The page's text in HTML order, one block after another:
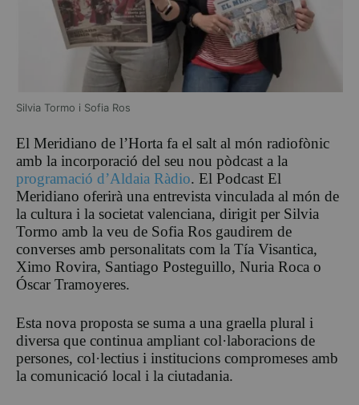
Silvia Tormo i Sofia Ros
El Meridiano de l’Horta fa el salt al món radiofònic
amb la incorporació del seu nou pòdcast a la
programació d’Aldaia Ràdio. El Podcast El
Meridiano oferirà una entrevista vinculada al món de
la cultura i la societat valenciana, dirigit per Silvia
Tormo amb la veu de Sofia Ros gaudirem de
converses amb personalitats com la Tía Visantica,
Ximo Rovira, Santiago Posteguillo, Nuria Roca o
Óscar Tramoyeres.
Esta nova proposta se suma a una graella plural i
diversa que continua ampliant col·laboracions de
persones, col·lectius i institucions compromeses amb
la comunicació local i la ciutadania.